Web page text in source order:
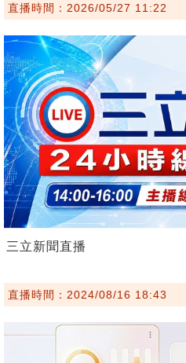
直播時間：2026/05/27 11:22
三立新聞直播
直播時間：2024/08/16 18:43